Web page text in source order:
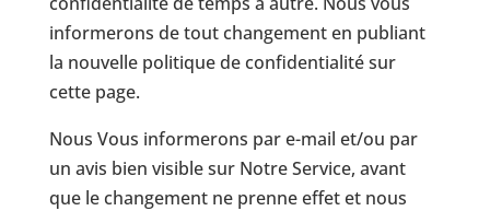
informerons de tout changement en publiant
la nouvelle politique de confidentialité sur
cette page.
Nous Vous informerons par e-mail et/ou par
un avis bien visible sur Notre Service, avant
que le changement ne prenne effet et nous